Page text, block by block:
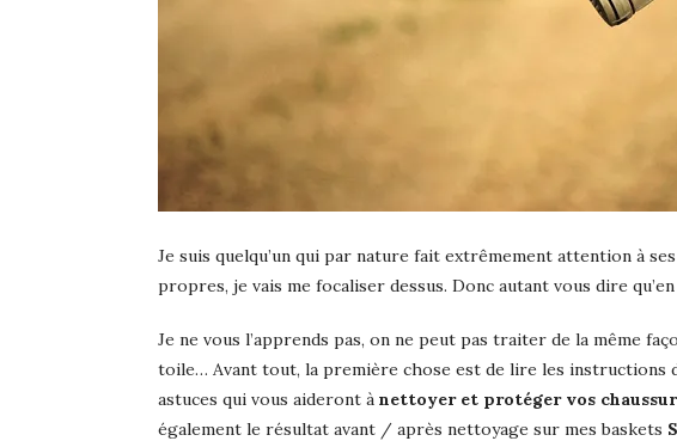
Je suis quelqu’un qui par nature fait extrêmement attention à
propres, je vais me focaliser dessus. Donc autant vous dire
Je ne vous l’apprends pas, on ne peut pas traiter de la même
toile… Avant tout, la première chose est de lire les instructions
astuces qui vous aideront à nettoyer et protéger vos
également le résultat avant / après nettoyage sur mes baskets